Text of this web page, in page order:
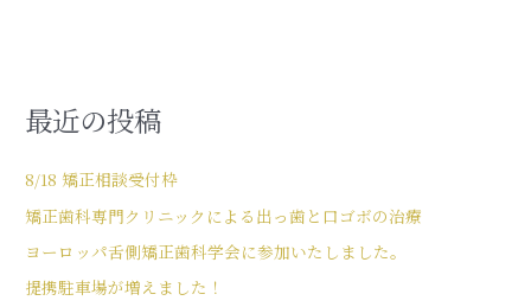
最近の投稿
8/18 矯正相談受付枠
矯正歯科専門クリニックによる出っ歯と口ゴボの治療
ヨーロッパ舌側矯正歯科学会に参加いたしました。
提携駐車場が増えました！